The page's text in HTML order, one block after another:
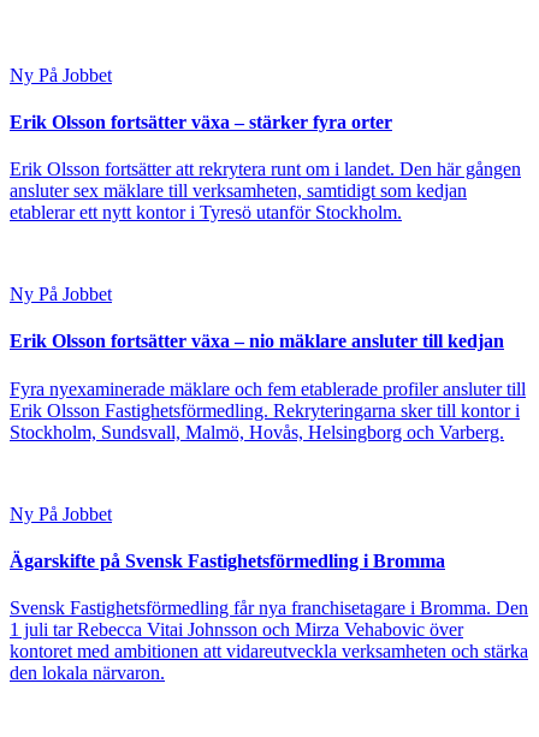
Ny På Jobbet
Erik Olsson fortsätter växa – stärker fyra orter
Erik Olsson fortsätter att rekrytera runt om i landet. Den här gången
ansluter sex mäklare till verksamheten, samtidigt som kedjan
etablerar ett nytt kontor i Tyresö utanför Stockholm.
Ny På Jobbet
Erik Olsson fortsätter växa – nio mäklare ansluter till kedjan
Fyra nyexaminerade mäklare och fem etablerade profiler ansluter till
Erik Olsson Fastighetsförmedling. Rekryteringarna sker till kontor i
Stockholm, Sundsvall, Malmö, Hovås, Helsingborg och Varberg.
Ny På Jobbet
Ägarskifte på Svensk Fastighetsförmedling i Bromma
Svensk Fastighetsförmedling får nya franchisetagare i Bromma. Den
1 juli tar Rebecca Vitai Johnsson och Mirza Vehabovic över
kontoret med ambitionen att vidareutveckla verksamheten och stärka
den lokala närvaron.